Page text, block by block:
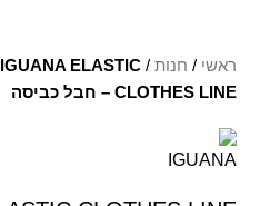
ראשי / חנות /
IGUANA ELASTIC
CLOTHES LINE – חבל כביסה